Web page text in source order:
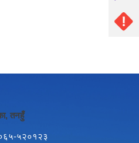
तनहुँ
५२०१२३